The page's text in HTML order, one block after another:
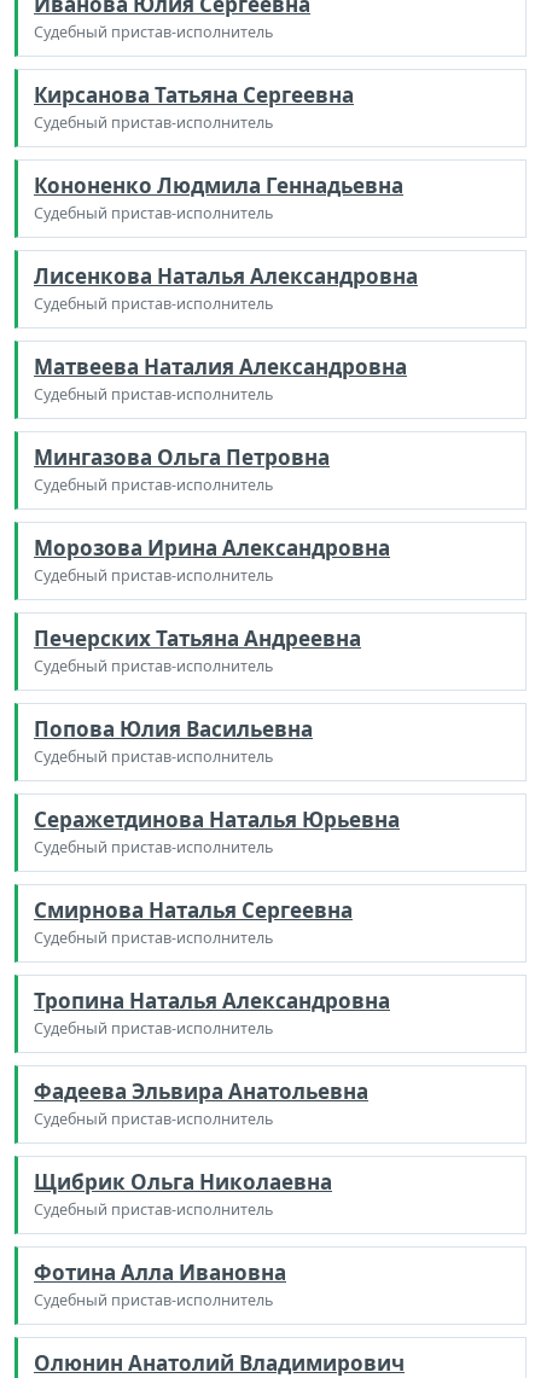
Судебный пристав-исполнитель
Кирсанова Татьяна Сергеевна
Судебный пристав-исполнитель
Кононенко Людмила Геннадьевна
Судебный пристав-исполнитель
Лисенкова Наталья Александровна
Судебный пристав-исполнитель
Матвеева Наталия Александровна
Судебный пристав-исполнитель
Мингазова Ольга Петровна
Судебный пристав-исполнитель
Морозова Ирина Александровна
Судебный пристав-исполнитель
Печерских Татьяна Андреевна
Судебный пристав-исполнитель
Попова Юлия Васильевна
Судебный пристав-исполнитель
Серажетдинова Наталья Юрьевна
Судебный пристав-исполнитель
Смирнова Наталья Сергеевна
Судебный пристав-исполнитель
Тропина Наталья Александровна
Судебный пристав-исполнитель
Фадеева Эльвира Анатольевна
Судебный пристав-исполнитель
Щибрик Ольга Николаевна
Судебный пристав-исполнитель
Фотина Алла Ивановна
Судебный пристав-исполнитель
Олюнин Анатолий Владимирович